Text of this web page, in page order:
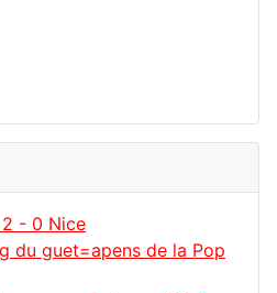
- 0 Nice
du guet=apens de la Pop